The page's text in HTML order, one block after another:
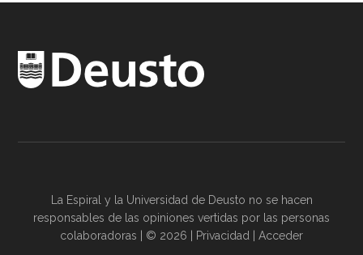
La Espiral y la Universidad de Deusto no se hacen
responsables de las opiniones vertidas por las personas
colaboradoras | © 2026 | Privacidad Acceder